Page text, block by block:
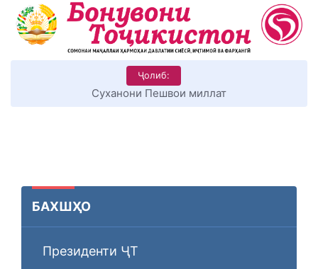
Ҷолиб:
КИТОБХОНИРО ДАР ХУД ТАШАККУЛ ДИҲЕМ
БАХШҲО
Президенти ҶТ